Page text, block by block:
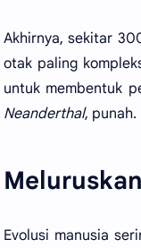
Akhirnya, sekitar
otak paling
untuk membentuk
Neanderthal, punah.
Evolusi manusia